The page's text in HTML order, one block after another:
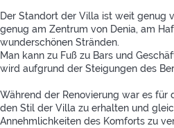
Der Standort der Villa ist weit genug
genug am Zentrum von Denia, am
wunderschönen Stränden.
Man kann zu Fuß zu Bars und
wird aufgrund der Steigungen des
Während der Renovierung war es für
den Stil der Villa zu erhalten und
Annehmlichkeiten des Komforts zu